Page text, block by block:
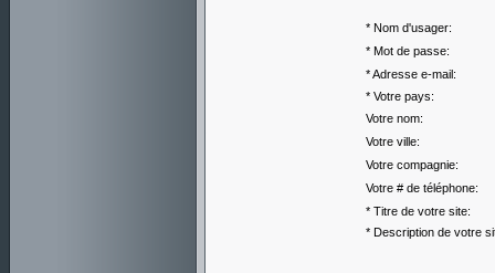
* Nom d'usager:
* Mot de passe:
* Adresse e-mail:
* Votre pays:
Votre nom:
Votre ville:
Votre compagnie:
Votre # de téléphone:
* Titre de votre site:
* Description de votre